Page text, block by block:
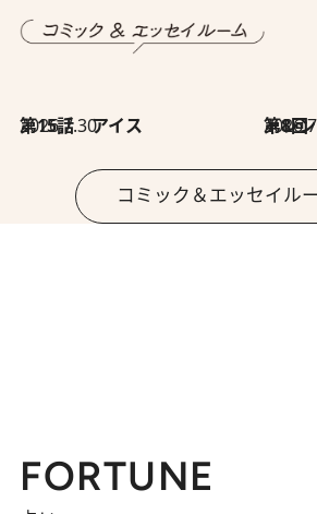
2026.7.30
第15話 アイス 第8回「同人誌
コミック＆エッセイル
FORTUNE